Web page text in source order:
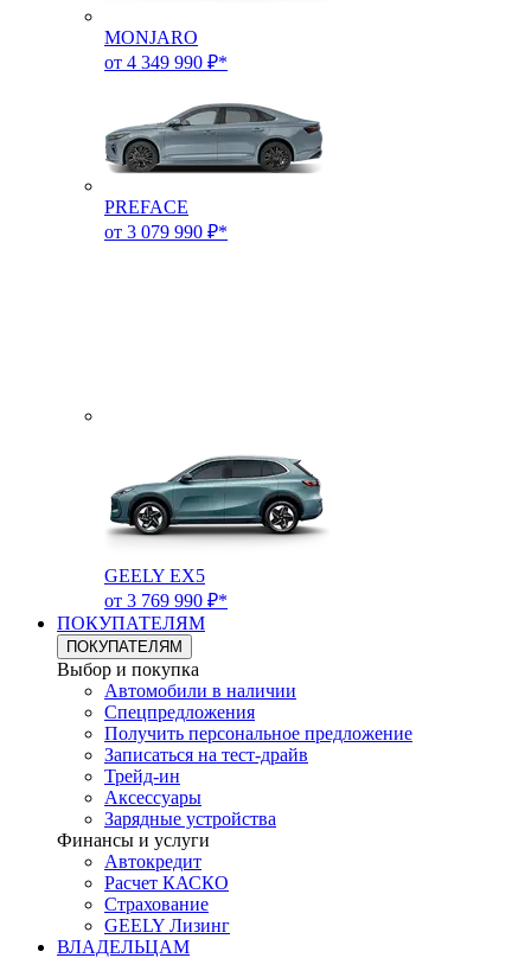
MONJARO
от 4 349 990 ₽*
PREFACE
от 3 079 990 ₽*
GEELY EX5
от 3 769 990 ₽*
ПОКУПАТЕЛЯМ
ПОКУПАТЕЛЯМ
Выбор и покупка
Автомобили в наличии
Спецпредложения
Получить персональное предложение
Записаться на тест-драйв
Трейд-ин
Аксессуары
Зарядные устройства
Финансы и услуги
Автокредит
Расчет КАСКО
Страхование
GEELY Лизинг
ВЛАДЕЛЬЦАМ